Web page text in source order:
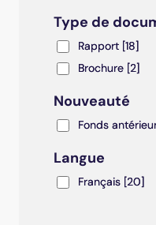
Type de
RapportRapport [18]
Brochure
Brochure [2]
Nouveauté
Fonds antérieur
Fonds
Langue
Français
Français [20]